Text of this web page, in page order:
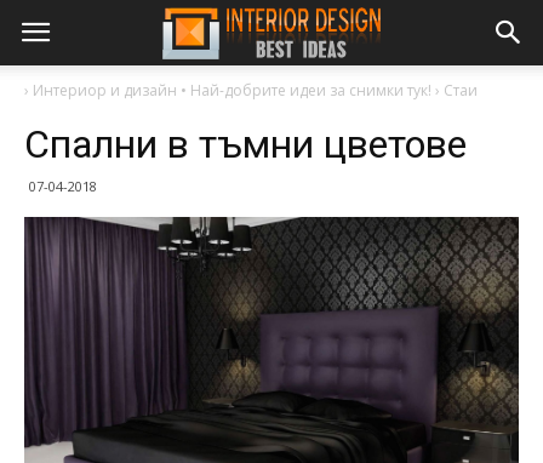
› Интериор и дизайн • Най-добрите идеи за снимки тук! › Стаи
Спални в тъмни цветове
07-04-2018